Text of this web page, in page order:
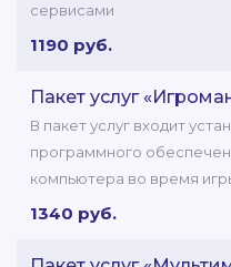
сервисами
1190 руб.
Пакет услуг
В пакет услуг входит
программного
компьютера во время
1340 руб.